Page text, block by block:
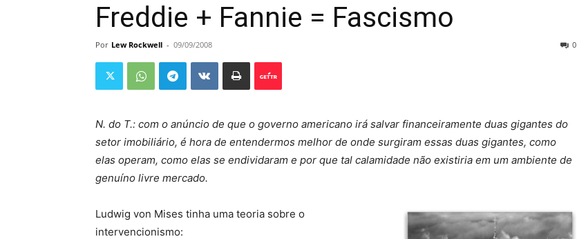
Freddie + Fannie = Fascismo
Por Lew Rockwell - 09/09/2008 0
N. do T.: com o anúncio de que o governo americano irá salvar financeiramente duas gigantes do
setor imobiliário, é hora de entendermos melhor de onde surgiram essas duas gigantes, como
elas operam, como elas se endividaram e por que tal calamidade não existiria em um ambiente de
genuíno livre mercado.
Ludwig von Mises tinha uma teoria sobre o
intervencionismo: